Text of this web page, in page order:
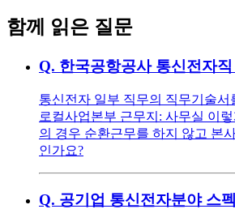
함께 읽은 질문
Q. 한국공항공사 통신전자
통신전자 일부 직무의 직무기술서
로컬사업본부 근무지: 사무실 이
의 경우 순환근무를 하지 않고 본
인가요?
Q. 공기업 통신전자분야 스